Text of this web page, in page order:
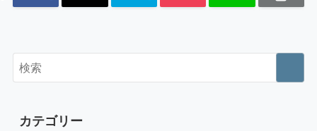
カテゴリー